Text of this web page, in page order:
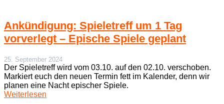
Ankündigung: Spieletreff um 1 Tag
vorverlegt – Epische Spiele geplant
25. September 2024
Der Spieletreff wird vom 03.10. auf den 02.10. verschoben.
Markiert euch den neuen Termin fett im Kalender, denn wir
planen eine Nacht epischer Spiele.
Weiterlesen